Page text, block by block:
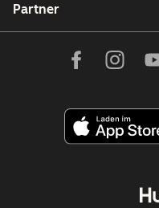
Partner